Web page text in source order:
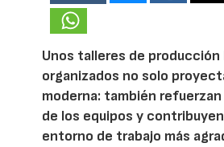
Unos talleres de producción
organizados no solo
moderna: también
de los equipos y
entorno de trabajo más